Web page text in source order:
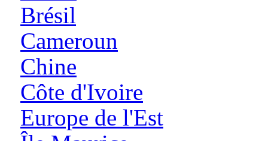
Brésil
Cameroun
Chine
Côte d'Ivoire
Europe de l'Est